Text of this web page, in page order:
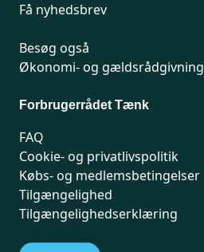
Få nyhedsbrev
Besøg også
Økonomi- og gældsrådgivning
Forbrugerrådet Tænk
FAQ
Cookie- og privatlivspolitik
Købs- og medlemsbetingelser
Tilgængelighed
Tilgængelighedserklæring